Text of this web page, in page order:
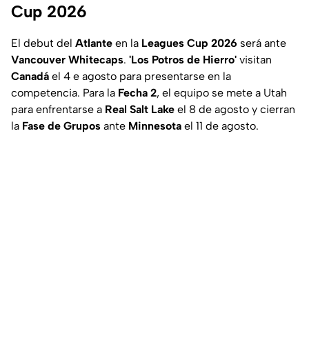
Cup 2026
El debut del Atlante en la Leagues Cup 2026 será ante
Vancouver Whitecaps. 'Los Potros de Hierro' visitan
Canadá el 4 e agosto para presentarse en la
competencia. Para la Fecha 2, el equipo se mete a Utah
para enfrentarse a Real Salt Lake el 8 de agosto y cierran
la Fase de Grupos ante Minnesota el 11 de agosto.